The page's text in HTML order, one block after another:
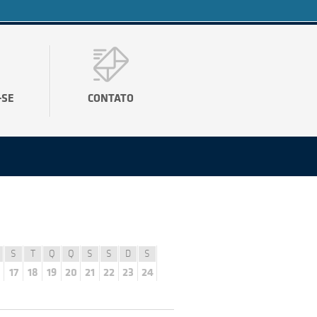
CONTATO
S
17
T
18
Q
19
Q
20
S
21
S
22
D
23
S
24